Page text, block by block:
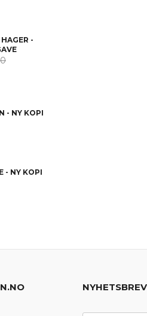
-
- NY KOPI
- NY KOPI
NYHETSBREV